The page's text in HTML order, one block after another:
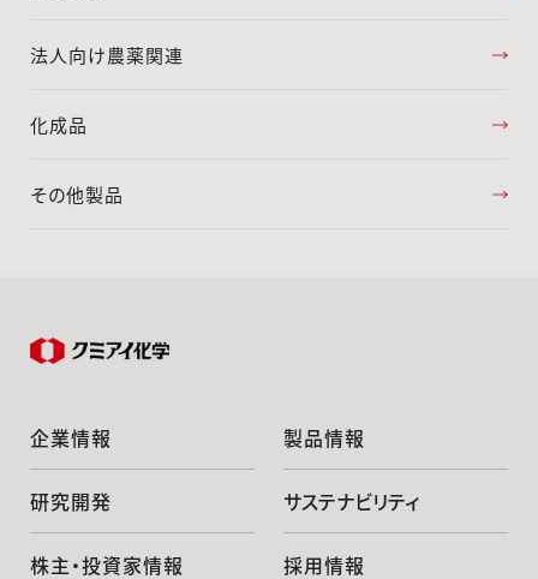
法人向け農薬関連
化成品
その他製品
企業情報 製品情報
研究開発 サステナビリティ
株主・投資家情報 採用情報